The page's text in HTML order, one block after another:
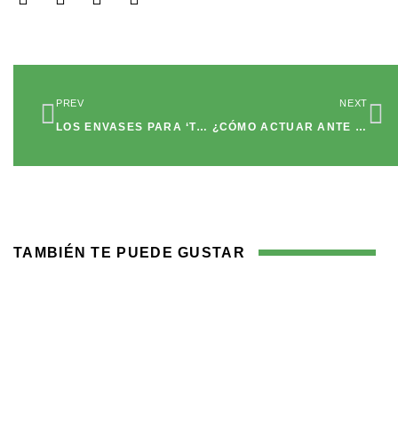
PREV
LOS ENVASES PARA ‘TAKEAWAY’, CLAVES EN EL CUIDADO DE NUESTRA TIERRA
NEXT
¿CÓMO ACTUAR ANTE LA REBELDÍA DE LOS ADOLESCENTES?
TAMBIÉN TE PUEDE GUSTAR